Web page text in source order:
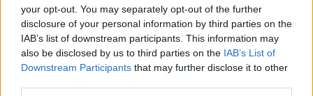
your opt-out. You may separately opt-out of the further
disclosure of your personal information by third parties on the
IAB’s list of downstream participants. This information may
also be disclosed by us to third parties on the IAB’s List of
Downstream Participants that may further disclose it to other
lavori per stratificazioni: un elemento classico
reinterpretato da un direttore creativo può
acquisire nuova vita e generare conversazioni che
vanno oltre l’estetica pura. I brand traggono